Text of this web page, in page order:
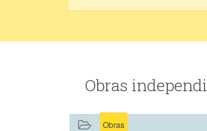
Obras
Obras